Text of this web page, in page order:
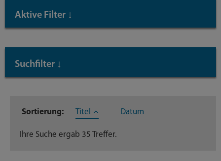
Taste
Aktive Filter ↓
Suchfilter ↓
Veröffentlichungen
Sortierung: Titel Datum
Ihre Suche ergab 35 Treffer.